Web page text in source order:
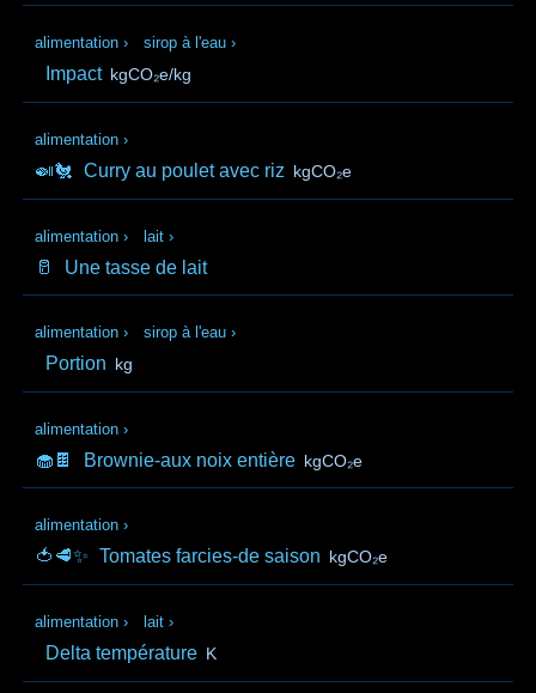
alimentation › sirop à l'eau ›
Impact kgCO₂e/kg
alimentation ›
🍛🐔 Curry au poulet avec riz kgCO₂e
alimentation › lait ›
🥛 Une tasse de lait
alimentation › sirop à l'eau ›
Portion kg
alimentation ›
🧁🍫 Brownie-aux noix entière kgCO₂e
alimentation ›
🍅🥩✨ Tomates farcies-de saison kgCO₂e
alimentation › lait ›
Delta température K